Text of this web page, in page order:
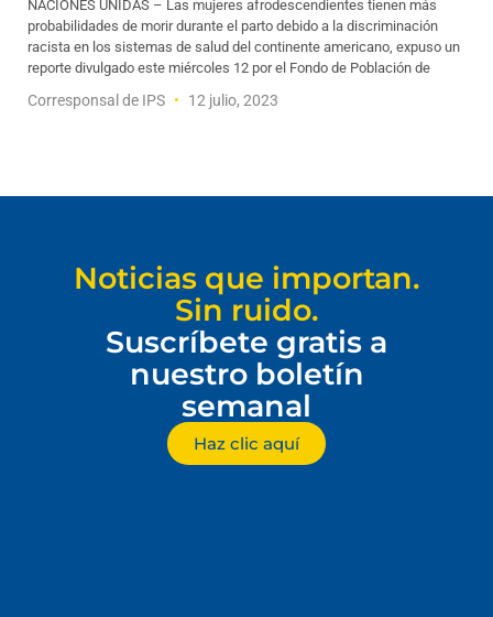
NACIONES UNIDAS – Las mujeres afrodescendientes tienen más
probabilidades de morir durante el parto debido a la discriminación
racista en los sistemas de salud del continente americano, expuso un
reporte divulgado este miércoles 12 por el Fondo de Población de
Corresponsal de IPS 12 julio, 2023
Noticias que importan.
Sin ruido.
Suscríbete gratis a
nuestro boletín
semanal
Haz clic aquí